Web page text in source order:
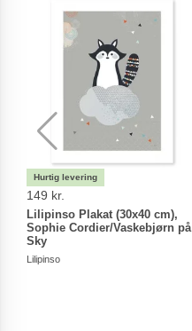
149 kr.
Lilipinso Plakat (30x40 cm),
Sophie Cordier/Vaskebjørn på
Sky
Lilipinso